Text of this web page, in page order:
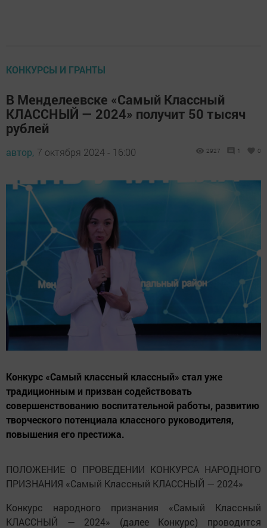
КОНКУРСЫ И ГРАНТЫ
В Менделеевске «Самый Классный
КЛАССНЫЙ — 2024» получит 50 тысяч
рублей
автор, 7 октября 2024 - 16:00 2927 1 0
Конкурс «Самый классный классный» стал уже
традиционным и призван содействовать
совершенствованию воспитательной работы, развитию
творческого потенциала классного руководителя,
повышения его престижа.
ПОЛОЖЕНИЕ О ПРОВЕДЕНИИ КОНКУРСА НАРОДНОГО
ПРИЗНАНИЯ «Самый Классный КЛАССНЫЙ — 2024»
Конкурс народного признания «Самый Классный
КЛАССНЫЙ — 2024» (далее Конкурс) проводится